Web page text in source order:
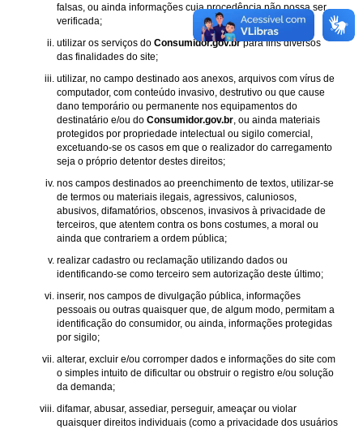
falsas, ou ainda informações cuja procedência não possa ser
verificada;
utilizar os serviços do Consumidor.gov.brpara fins diversos
das finalidades do site;
utilizar, no campo destinado aos anexos, arquivos com vírus de
computador, com conteúdo invasivo, destrutivo ou que cause
dano temporário ou permanente nos equipamentos do
destinatário e/ou do Consumidor.gov.br , ou ainda materiais
protegidos por propriedade intelectual ou sigilo comercial,
excetuando-se os casos em que o realizador do carregamento
seja o próprio detentor destes direitos;
nos campos destinados ao preenchimento de textos, utilizar-se
de termos ou materiais ilegais, agressivos, caluniosos,
abusivos, difamatórios, obscenos, invasivos à privacidade de
terceiros, que atentem contra os bons costumes, a moral ou
ainda que contrariem a ordem pública;
realizar cadastro ou reclamação utilizando dados ou
identificando-se como terceiro sem autorização deste último;
inserir, nos campos de divulgação pública, informações
pessoais ou outras quaisquer que, de algum modo, permitam a
identificação do consumidor, ou ainda, informações protegidas
por sigilo;
alterar, excluir e/ou corromper dados e informações do site com
o simples intuito de dificultar ou obstruir o registro e/ou solução
da demanda;
difamar, abusar, assediar, perseguir, ameaçar ou violar
quaisquer direitos individuais (como a privacidade dos usuários